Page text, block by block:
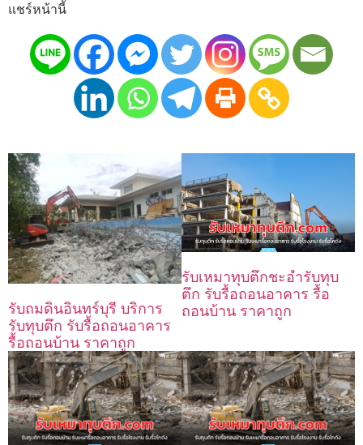
แชร์หน้านี้
รับถมดินอินทร์บุรี บริการ
รับทุบตึก รับรื้อถอนอาคาร
รื้อถอนบ้าน ราคาถูก
รับเหมาทุบตึกชะอำรับทุบ
ตึก รับรื้อถอนอาคาร รื้อ
ถอนบ้าน ราคาถูก